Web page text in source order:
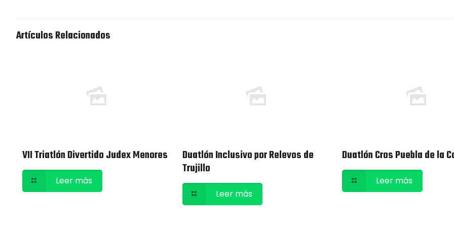
Artículos Relacionados
VII Triatlón Divertido Judex Menores
Leer más
Duatlón Inclusivo por Relevos de
Trujillo
Leer más
Duatlón Cros Puebla de la
Leer más